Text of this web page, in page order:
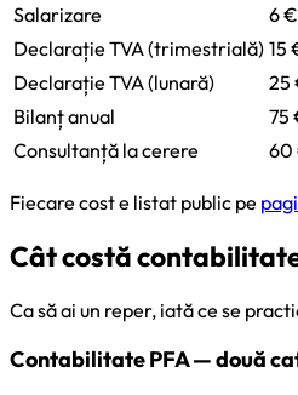
Salarizare
6
Declarație TVA (trimestrială) 15
Declarație TVA (lunară)
25
Bilanț anual
75
Consultanță la cerere
60
Fiecare cost e listat public pe
Cât costă
Ca să ai un reper, iată ce se
Contabilitate PFA — două